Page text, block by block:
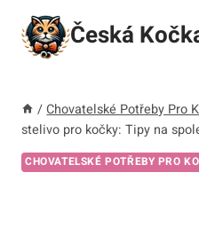
Přeskočit
obsah
Česká
/ Chovatelské Potřeby Pro
stelivo pro kočky: Tipy na
CHOVATELSKÉ POTŘEBY PRO